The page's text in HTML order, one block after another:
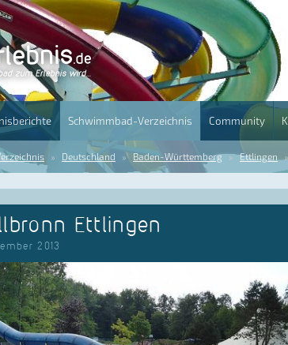
Schwimmbad-Verzeichnis Community
Deutschland Baden-Württemberg Ettlingen
Ettlingen
2013